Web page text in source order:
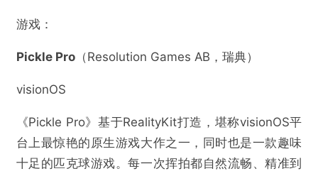
游戏：
Pickle Pro​（Resolution Games AB，瑞典）
visionOS
《Pickle Pro》基于RealityKit打造，堪称visionOS平
台上最惊艳的原生游戏大作之一，同时也是一款趣味
十足的匹克球游戏。每一次挥拍都自然流畅、精准到